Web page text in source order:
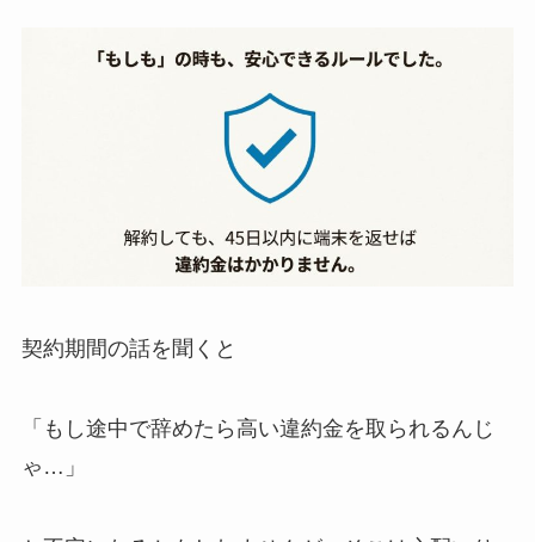
契約期間の話を聞くと
「もし途中で辞めたら高い違約金を取られるんじ
ゃ…」